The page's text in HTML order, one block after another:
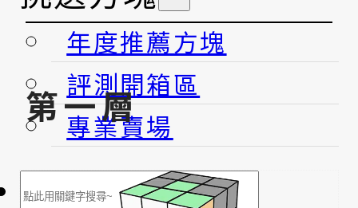
年度推薦方塊
評測開箱區
專業賣場
搜
第一層